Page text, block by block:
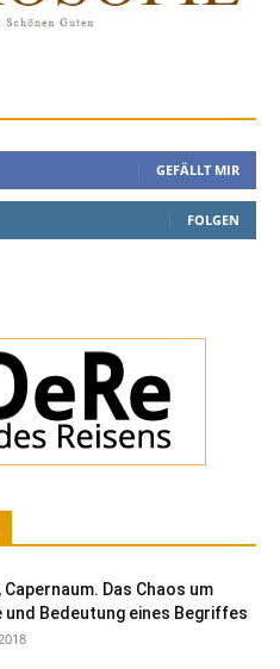
GEFÄLLT MIR
FOLGEN
Capernaum. Das Chaos um
und Bedeutung eines Begriffes